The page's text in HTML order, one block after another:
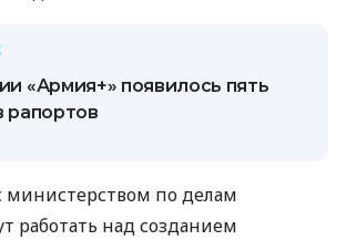
«Армия+» появилось пять
рапортов
министерством по делам
работать над созданием